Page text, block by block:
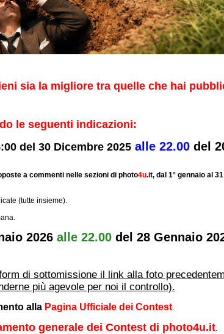
sia la migliore tra quelle che hai
le seguenti indicazioni:
del 30 Dicembre 2025 alle 22.00 del
a commenti nelle sezioni di photo4u.it, dal 1° gennaio al
(tutte insieme).
2026 alle 22.00 del 28 Gennaio
di sottomissione il link alla foto
più agevole per noi il controllo).
alla Pagina Ufficiale dei Contest.
generale dei Contest di photo4u.it.